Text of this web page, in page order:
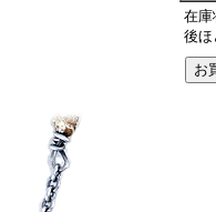
在庫
後ほ